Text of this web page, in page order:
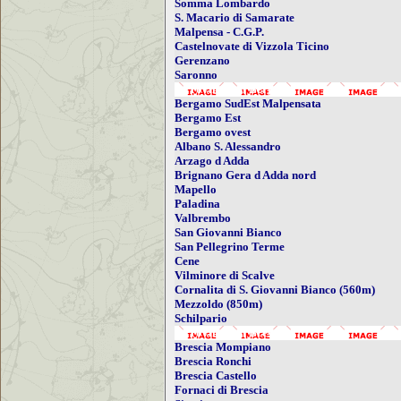
Somma Lombardo
S. Macario di Samarate
Malpensa - C.G.P.
Castelnovate di Vizzola Ticino
Gerenzano
Saronno
- Provincia di Bergamo
Bergamo SudEst Malpensata
Bergamo Est
Bergamo ovest
Albano S. Alessandro
Arzago d Adda
Brignano Gera d Adda nord
Mapello
Paladina
Valbrembo
San Giovanni Bianco
San Pellegrino Terme
Cene
Vilminore di Scalve
Cornalita di S. Giovanni Bianco (560m)
Mezzoldo (850m)
Schilpario
- Provincia di Brescia
Brescia Mompiano
Brescia Ronchi
Brescia Castello
Fornaci di Brescia